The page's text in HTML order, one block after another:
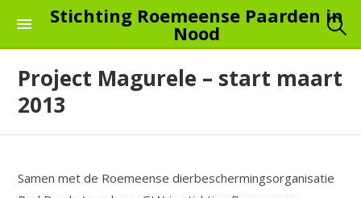
the
content
Stichting Roemeense Paarden in
Nood
Project Magurele – start maart
2013
Samen met de Roemeense dierbeschermingsorganisatie